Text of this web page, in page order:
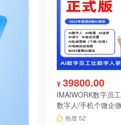
¥ 39800.00
IMAIWORK数字员
数字人/手机个微企
陪练/电销/客服/法
热度 52